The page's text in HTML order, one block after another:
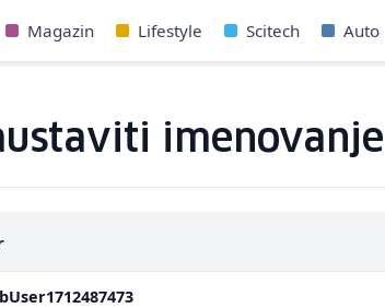
Magazin Lifestyle Scitech Auto